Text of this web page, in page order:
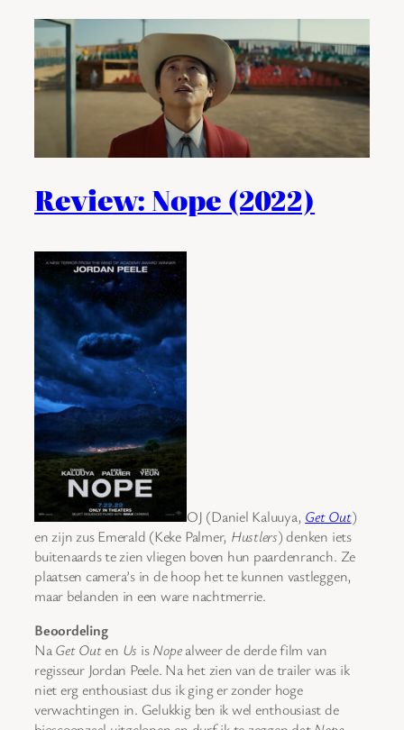
Review: Nope (2022)
OJ (Daniel Kaluuya, Get Out)
en zijn zus Emerald (Keke Palmer, Hustlers) denken iets
buitenaards te zien vliegen boven hun paardenranch. Ze
plaatsen camera’s in de hoop het te kunnen vastleggen,
maar belanden in een ware nachtmerrie.
Beoordeling
NaGet Outen Us isNopealweer de derde film van
regisseur Jordan Peele. Na het zien van de trailer was ik
niet erg enthousiast dus ik ging er zonder hoge
verwachtingen in. Gelukkig ben ik wel enthousiast de